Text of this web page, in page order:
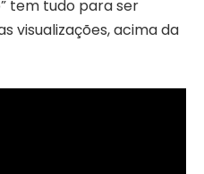
tem tudo para ser
visualizações, acima da